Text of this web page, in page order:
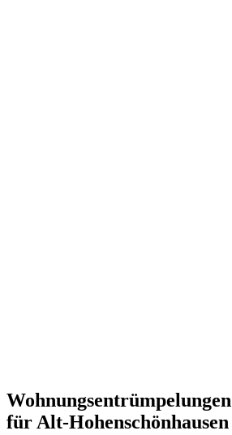
Wohnungsentrümpelungen
für Alt-Hohenschönhausen